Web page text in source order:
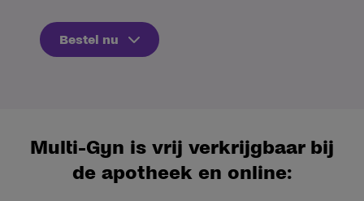
Bestel nu
Multi-Gyn is vrij verkrijgbaar bij
de apotheek en online: